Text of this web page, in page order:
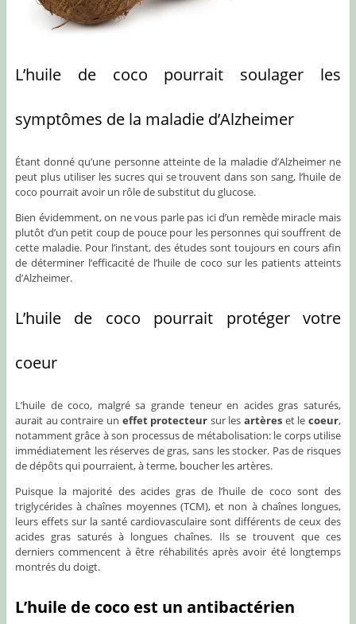
L’huile de coco pourrait soulager les
symptômes de la maladie d’Alzheimer
Étant donné qu’une personne atteinte de la maladie d’Alzheimer ne
peut plus utiliser les sucres qui se trouvent dans son sang, l’huile de
coco pourrait avoir un rôle de substitut du glucose.
Bien évidemment, on ne vous parle pas ici d’un remède miracle mais
plutôt d’un petit coup de pouce pour les personnes qui souffrent de
cette maladie. Pour l’instant, des études sont toujours en cours afin
de déterminer l’efficacité de l’huile de coco sur les patients atteints
d’Alzheimer.
L’huile de coco pourrait protéger votre
coeur
L’huile de coco, malgré sa grande teneur en acides gras saturés,
aurait au contraire un effet protecteur sur lesartères et lecoeur,
notamment grâce à son processus de métabolisation: le corps utilise
immédiatement les réserves de gras, sans les stocker. Pas de risques
de dépôts qui pourraient, à terme, boucher les artères.
Puisque la majorité des acides gras de l’huile de coco sont des
triglycérides à chaînes moyennes (TCM), et non à chaînes longues,
leurs effets sur la santé cardiovasculaire sont différents de ceux des
acides gras saturés à longues chaînes. Ils se trouvent que ces
derniers commencent à être réhabilités après avoir été longtemps
montrés du doigt.
L’huile de coco est un antibactérien